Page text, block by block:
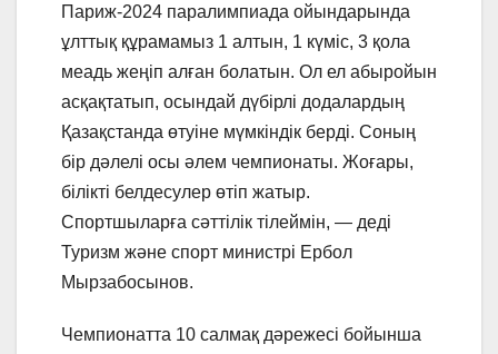
Париж-2024 паралимпиада ойындарында
ұлттық құрамамыз 1 алтын, 1 күміс, 3 қола
меадь жеңіп алған болатын. Ол ел абыройын
асқақтатып, осындай дүбірлі додалардың
Қазақстанда өтуіне мүмкіндік берді. Соның
бір дәлелі осы әлем чемпионаты. Жоғары,
білікті белдесулер өтіп жатыр.
Спортшыларға сәттілік тілеймін, — деді
Туризм және спорт министрі Ербол
Мырзабосынов.
Чемпионатта 10 салмақ дәрежесі бойынша